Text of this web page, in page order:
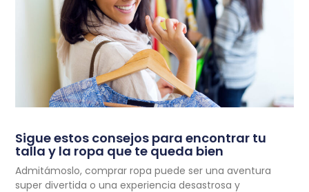
Sigue estos consejos para encontrar tu
talla y la ropa que te queda bien
Admitámoslo, comprar ropa puede ser una aventura
super divertida o una experiencia desastrosa y